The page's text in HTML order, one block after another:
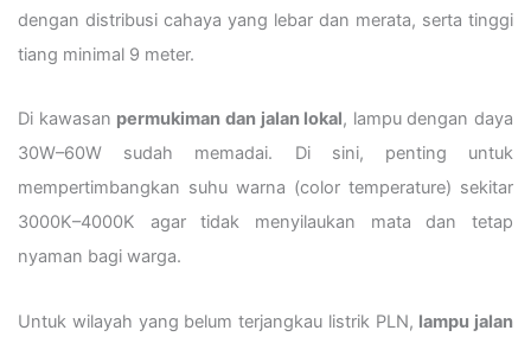
dengan distribusi cahaya yang lebar dan merata, serta tinggi
tiang minimal 9 meter.
Di kawasan permukiman dan jalan lokal, lampu dengan daya
30W–60W sudah memadai. Di sini, penting untuk
mempertimbangkan suhu warna (color temperature) sekitar
3000K–4000K agar tidak menyilaukan mata dan tetap
nyaman bagi warga.
Untuk wilayah yang belum terjangkau listrik PLN, lampu jalan